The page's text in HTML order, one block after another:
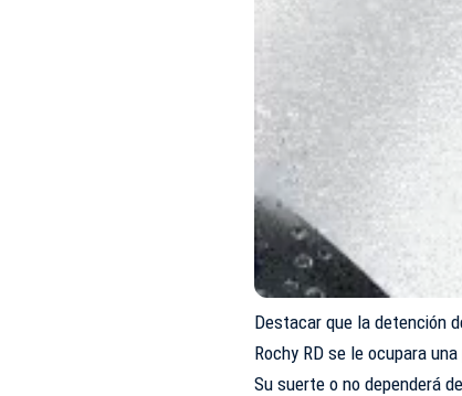
Destacar que la detención
Rochy RD se le ocupara
Su suerte o no dependerá